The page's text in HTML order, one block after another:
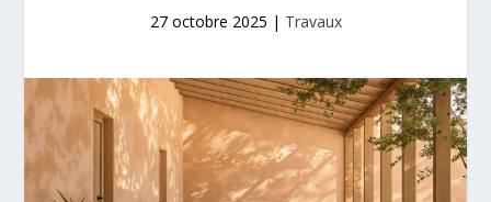
27 octobre 2025 | Travaux